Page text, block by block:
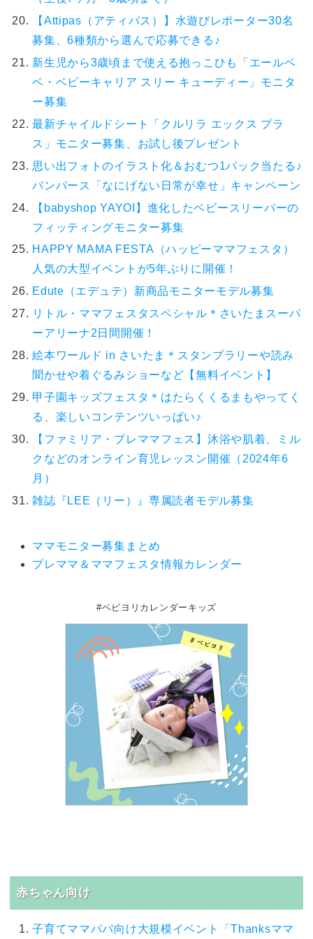
【Attipas（アティパス）】水遊びレポーター30名
募集、6種類から選んで応募できる♪
新生児から3歳頃まで使える抱っこひも「エールベ
ベ・ベビーキャリア スリー キューディー」モニタ
ー募集
最新チャイルドシート「クルリラ エックス プラ
ス」モニター募集、お試し後プレゼント
思い出フォトのイラスト化＆おむつ1パック当たる♪
パンパース「なにげない日常が幸せ」キャンペーン
【babyshop YAYOI】進化したベビースリーパーの
フィッティングモニター募集
HAPPY MAMA FESTA（ハッピーママフェスタ）
人気の大型イベントが5年ぶりに開催！
Edute（エデュテ）新商品モニターモデル募集
リトル・ママフェスタスペシャル＊さいたまスーパ
ーアリーナ2日間開催！
絵本ワールド in さいたま＊スタンプラリーや読み
聞かせや着ぐるみショーなど【無料イベント】
甲子園キッズフェスタ＊はたらくくるまもやってく
る、楽しいコンテンツいっぱい♪
【ファミリア・プレママフェス】沐浴や肌着、ミル
クなどのオンライン育児レッスン開催（2024年6
月）
雑誌『LEE（リー）』専属読者モデル募集
ママモニター募集まとめ
プレママ＆ママフェスタ情報カレンダー
#ベビヨリカレンダーキッズ
赤ちゃん向け
子育てママパパ向け大規模イベント「Thanksママ